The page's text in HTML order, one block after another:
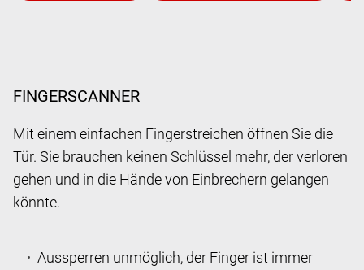
FINGERSCANNER
Mit einem einfachen Fingerstreichen öffnen Sie die
Tür. Sie brauchen keinen Schlüssel mehr, der verloren
gehen und in die Hände von Einbrechern gelangen
könnte.
Aussperren unmöglich, der Finger ist immer